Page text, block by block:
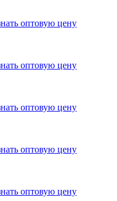
оптовую цену
оптовую цену
оптовую цену
оптовую цену
оптовую цену